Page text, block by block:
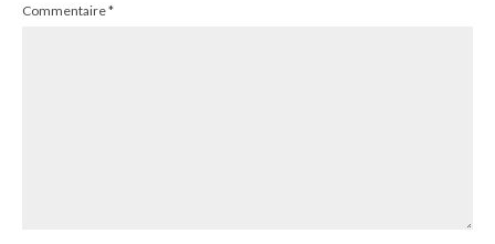
Commentaire*